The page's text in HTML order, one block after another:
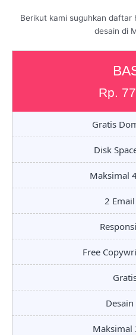
Berikut kami suguhkan daftar
desain di
Rp.
Gratis
Disk
Maksimal
2
Free
Desain
Maksimal